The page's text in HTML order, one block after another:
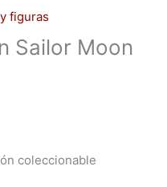
figuras
Sailor Moon
coleccionable